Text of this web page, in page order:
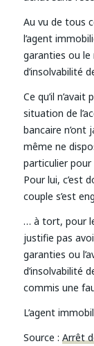
Au vu de tous
l’agent
garanties ou
d’insolvabilité
Ce qu’il
situation de
bancaire n’ont
même ne
particulier pour
Pour lui, c’est
couple s’est
… à tort, pour
justifie pas
garanties ou
d’insolvabilité
commis une
L’agent
Source : Arrêt